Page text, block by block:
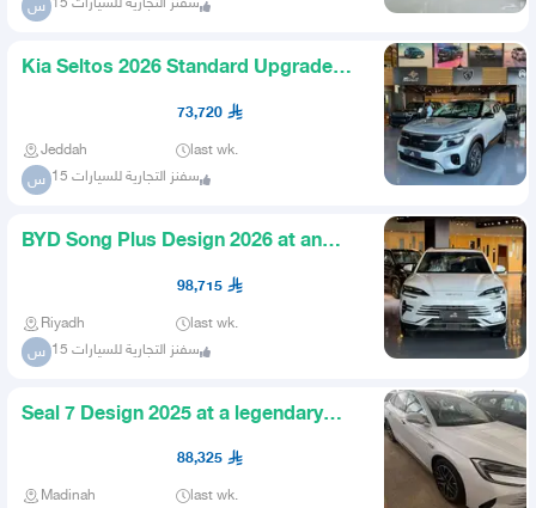
س سفنز التجارية للسيارات 15
Kia Seltos 2026 Standard Upgraded
73,720
Jeddah last wk.
س سفنز التجارية للسيارات 15
BYD Song Plus Design 2026 at an
98,715
Riyadh last wk.
س سفنز التجارية للسيارات 15
Seal 7 Design 2025 at a legendary
88,325
Madinah last wk.